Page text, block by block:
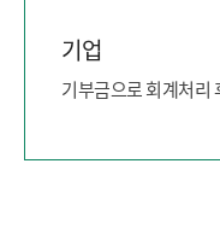
기업
기부금으로 회계처리